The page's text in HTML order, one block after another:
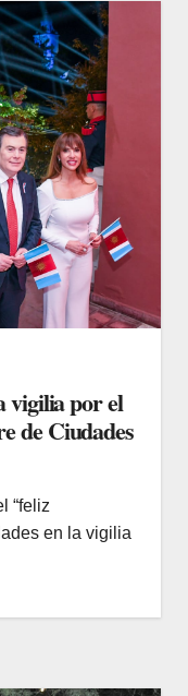
vigilia por el
de Ciudades
“feliz
en la vigilia